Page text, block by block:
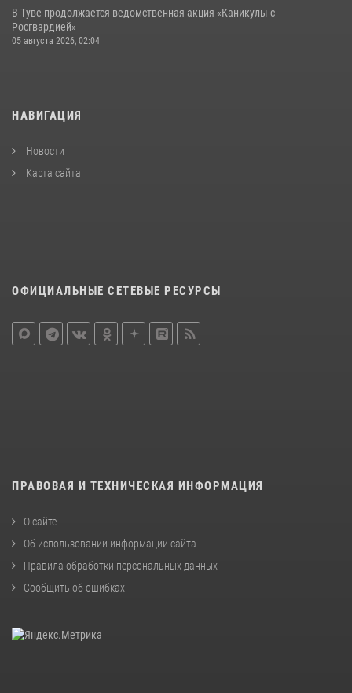
В Туве продолжается ведомственная акция «Каникулы с
Росгвардией»
05 августа 2026, 02:04
НАВИГАЦИЯ
Новости
Карта сайта
ОФИЦИАЛЬНЫЕ СЕТЕВЫЕ РЕСУРСЫ
ПРАВОВАЯ И ТЕХНИЧЕСКАЯ ИНФОРМАЦИЯ
О сайте
Об использовании информации сайта
Правила обработки персональных данных
Сообщить об ошибках